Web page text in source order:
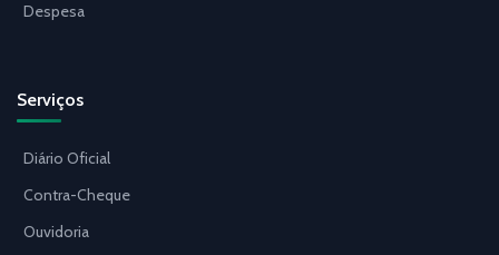
Despesa
Serviços
Diário Oficial
Contra-Cheque
Ouvidoria